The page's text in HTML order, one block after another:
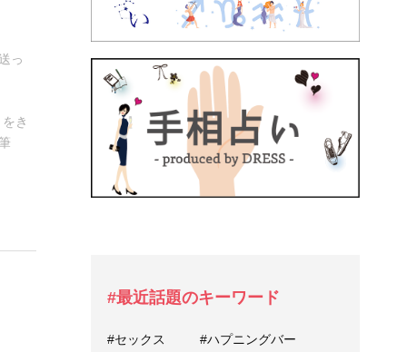
っ
き
#最近話題のキーワード
#セックス #ハプニングバー